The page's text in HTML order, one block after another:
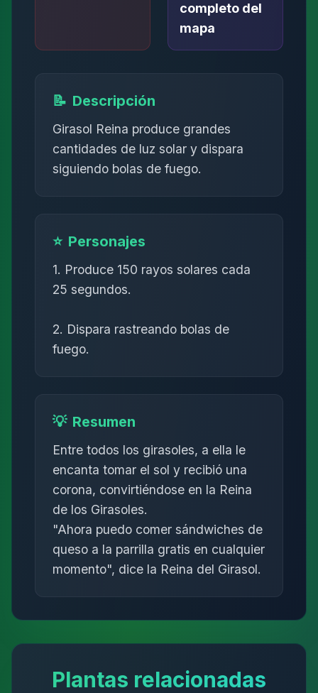
completo del
mapa
📝 Descripción
Girasol Reina produce grandes
cantidades de luz solar y dispara
siguiendo bolas de fuego.
⭐ Personajes
1. Produce 150 rayos solares cada
25 segundos.
2. Dispara rastreando bolas de
fuego.
💡 Resumen
Entre todos los girasoles, a ella le
encanta tomar el sol y recibió una
corona, convirtiéndose en la Reina
de los Girasoles.
"Ahora puedo comer sándwiches de
queso a la parrilla gratis en cualquier
momento", dice la Reina del Girasol.
Plantas relacionadas